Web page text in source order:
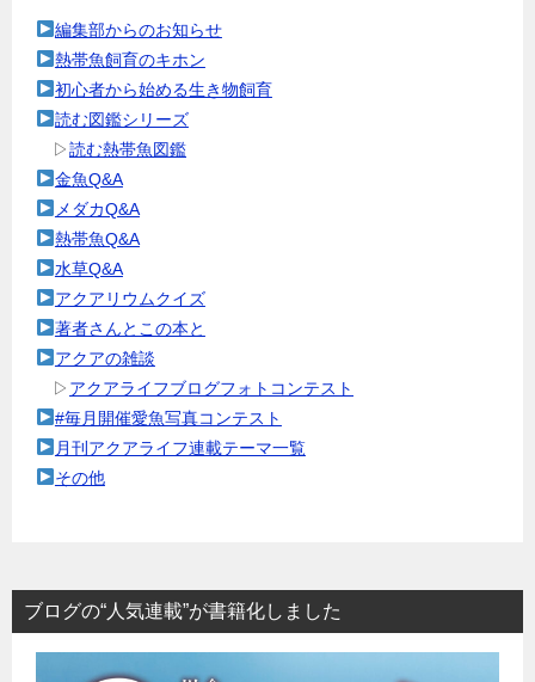
編集部からのお知らせ
熱帯魚飼育のキホン
初心者から始める生き物飼育
読む図鑑シリーズ
▷読む熱帯魚図鑑
金魚Q&A
メダカQ&A
熱帯魚Q&A
水草Q&A
アクアリウムクイズ
著者さんとこの本と
アクアの雑談
▷ アクアライフブログフォトコンテスト
#毎月開催愛魚写真コンテスト
月刊アクアライフ連載テーマ一覧
その他
ブログの“人気連載”が書籍化しました